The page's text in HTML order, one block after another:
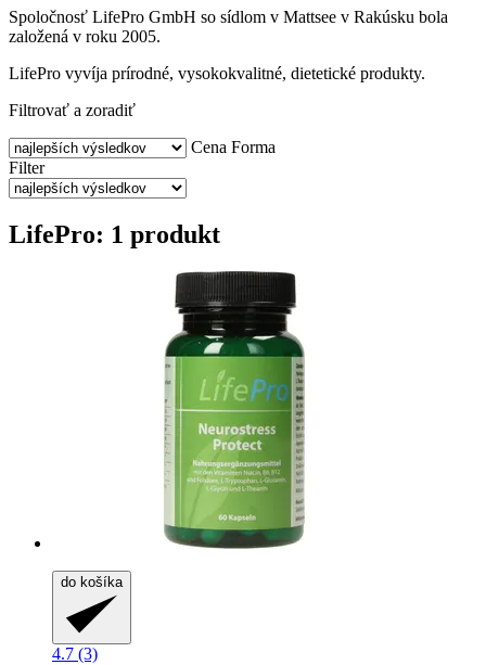
Spoločnosť LifePro GmbH so sídlom v Mattsee v Rakúsku bola
založená v roku 2005.
LifePro vyvíja prírodné, vysokokvalitné, dietetické produkty.
Filtrovať a zoradiť
Cena Forma
Filter
LifePro: 1 produkt
do košíka
4.7 (3)